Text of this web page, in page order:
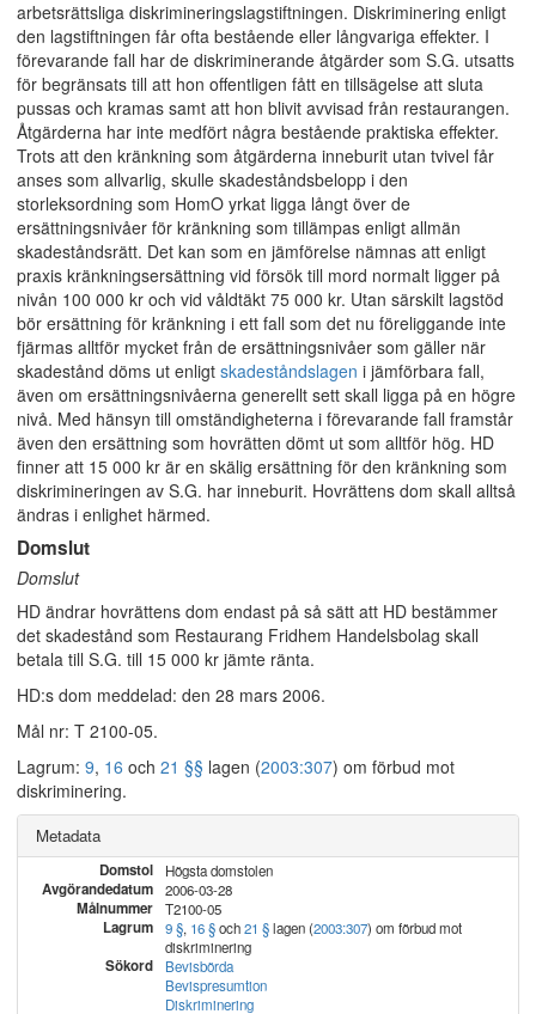
arbetsrättsliga diskrimineringslagstiftningen. Diskriminering enligt
den lagstiftningen får ofta bestående eller långvariga effekter. I
förevarande fall har de diskriminerande åtgärder som S.G. utsatts
för begränsats till att hon offentligen fått en tillsägelse att sluta
pussas och kramas samt att hon blivit avvisad från restaurangen.
Åtgärderna har inte medfört några bestående praktiska effekter.
Trots att den kränkning som åtgärderna inneburit utan tvivel får
anses som allvarlig, skulle skadeståndsbelopp i den
storleksordning som HomO yrkat ligga långt över de
ersättningsnivåer för kränkning som tillämpas enligt allmän
skadeståndsrätt. Det kan som en jämförelse nämnas att enligt
praxis kränkningsersättning vid försök till mord normalt ligger på
nivån 100 000 kr och vid våldtäkt 75 000 kr. Utan särskilt lagstöd
bör ersättning för kränkning i ett fall som det nu föreliggande inte
fjärmas alltför mycket från de ersättningsnivåer som gäller när
skadestånd döms ut enligt skadeståndslagen i jämförbara fall,
även om ersättningsnivåerna generellt sett skall ligga på en högre
nivå. Med hänsyn till omständigheterna i förevarande fall framstår
även den ersättning som hovrätten dömt ut som alltför hög. HD
finner att 15 000 kr är en skälig ersättning för den kränkning som
diskrimineringen av S.G. har inneburit. Hovrättens dom skall alltså
ändras i enlighet härmed.
Domslut
Domslut
HD ändrar hovrättens dom endast på så sätt att HD bestämmer
det skadestånd som Restaurang Fridhem Handelsbolag skall
betala till S.G. till 15 000 kr jämte ränta.
HD:s dom meddelad: den 28 mars 2006.
Mål nr: T 2100-05.
Lagrum: 9, 16 och 21 §§ lagen (2003:307) om förbud mot
diskriminering.
Metadata
Domstol Högsta domstolen
Avgörandedatum 2006-03-28
Målnummer T2100-05
Lagrum 9 §, 16 §och21 §lagen (2003:307) om förbud mot
diskriminering
Sökord
Bevisbörda
Bevispresumtion
Diskriminering